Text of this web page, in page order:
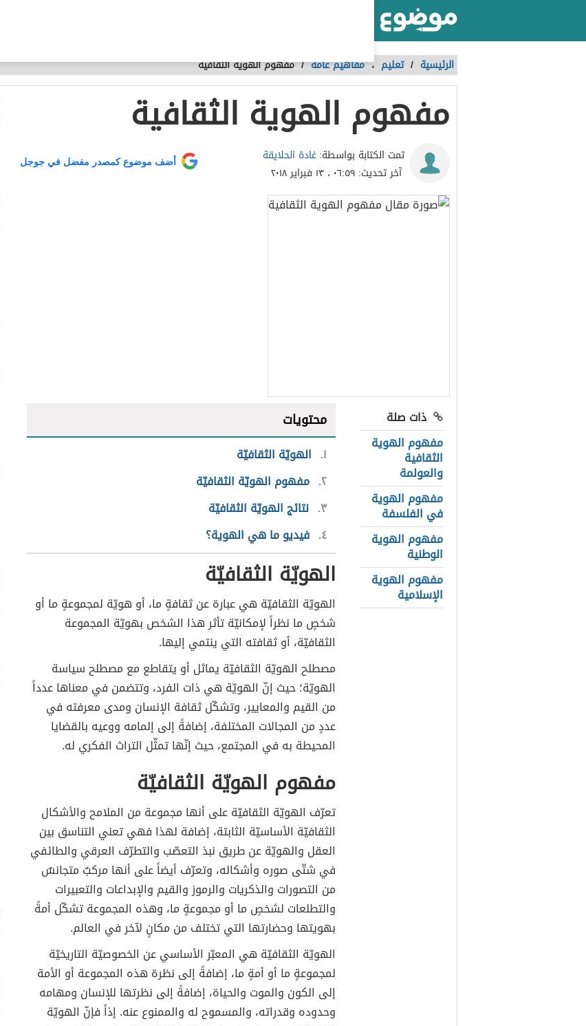
الرئيسية / تعليم ،مفاهيم عامة /مفهوم الهوية الثقافية
مفهوم الهوية الثقافية
تمت الكتابة بواسطة:غادة الحلايقة
آخر تحديث: ٠٦:٥٩ ، ١٣ فبراير ٢٠١٨
أضف موضوع كمصدر مفضل في جوجل
ذات صلة
مفهوم الهوية
الثقافية
والعولمة
مفهوم الهوية
في الفلسفة
مفهوم الهوية
الوطنية
مفهوم الهوية
الإسلامية
محتويات
١ الهويّة الثقافيّة
٢ مفهوم الهويّة الثقافيّة
٣ نتائج الهويّة الثقافيّة
٤ فيديو ما هي الهوية؟
الهويّة الثقافيّة
الهويّة الثقافيّة هي عبارة عن ثقافةٍ ما، أو هويّة لمجموعةٍ ما أو
شخصٍ ما نظراً لإمكانيّة تأثر هذا الشخص بهويّة المجموعة
الثقافيّة، أو ثقافته التي ينتمي إليها.
مصطلح الهويّة الثقافيّة يماثل أو يتقاطع مع مصطلح سياسة
الهويّة؛ حيث إنّ الهويّة هي ذات الفرد، وتتضمن في معناها عدداً
من القيم والمعايير، وتشكّل ثقافة الإنسان ومدى معرفته في
عددٍ من المجالات المختلفة، إضافةً إلى إلمامه ووعيه بالقضايا
المحيطة به في المجتمع، حيث إنّها تمثّل التراث الفكري له.
مفهوم الهويّة الثقافيّة
تعرّف الهويّة الثقافيّة على أنها مجموعة من الملامح والأشكال
الثقافيّة الأساسيّة الثابتة، إضافة لهذا فهي تعني التناسق بين
العقل والهويّة عن طريق نبذ التعصّب والتطرّف العرقي والطائفي
في شتّى صوره وأشكاله، وتعرّف أيضاً على أنها مركبٌ متجانسٌ
من التصورات والذكريات والرموز والقيم والإبداعات والتعبيرات
والتطلعات لشخصٍ ما أو مجموعةٍ ما، وهذه المجموعة تشكّل أمةً
بهويتها وحضارتها التي تختلف من مكانٍ لآخر في العالم.
الهويّة الثقافيّة هي المعبّر الأساسي عن الخصوصيّة التاريخيّة
لمجموعةٍ ما أو أمةٍ ما، إضافةً إلى نظرة هذه المجموعة أو الأمة
إلى الكون والموت والحياة، إضافةً إلى نظرتها للإنسان ومهامه
وحدوده وقدراته، والمسموح له والممنوع عنه. إذاً فإنّ الهويّة